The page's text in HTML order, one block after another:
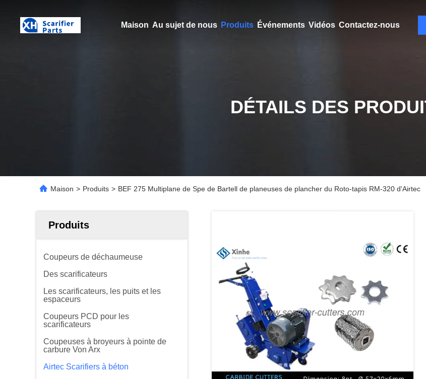
Maison Au sujet de nous Produits Événements Vidéos Contactez-nous
DÉTAILS DES
Maison > Produits > BEF 275 Multiplane de Spe de Bartell de planeuses de plancher du Roto-tapis RM-320 d'Airtec
Produits
Coupeurs de déchaumeuse
Des scarificateurs
Les scarificateurs, les puits et les
espaceurs
Coupeurs PCD pour les
scarificateurs
Coupeuses à broyeurs à pointe de
carbure Von Arx
Airtec Scarifiers à béton